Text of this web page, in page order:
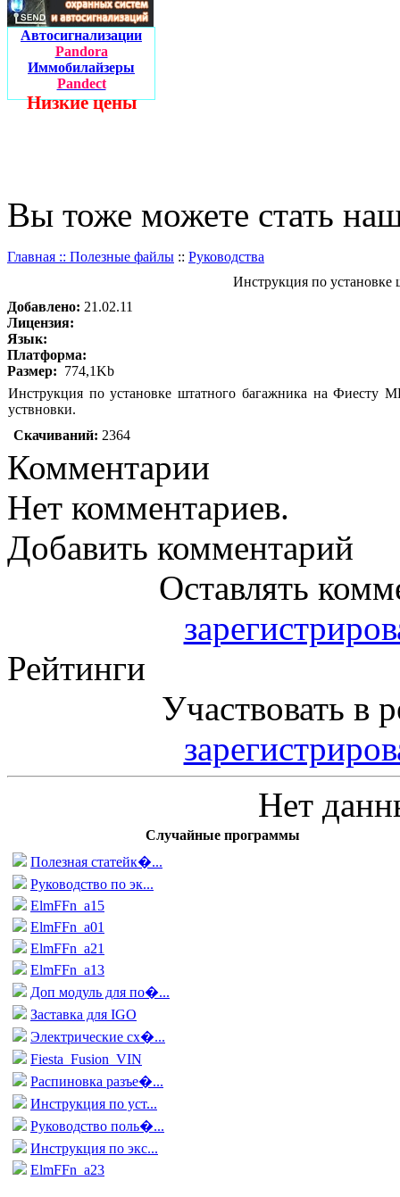
Автосигнализации
Pandora
Иммобилайзеры
Pandect
Низкие цены
Вы тоже можете стать
Главная :: Полезные файлы :: Руководства
Инструкция по
Добавлено: 21.02.11
Лицензия:
Язык:
Платформа:
Размер: 774,1Kb
Инструкция по установке штатного багажника на
уствновки.
Скачиваний: 2364
Комментарии
Нет комментариев.
Добавить комментарий
Оставлять
Рейтинги
Участвовать в
Нет
Случайные программы
Полезная статейк�...
Руководство по эк...
ElmFFn_a15
ElmFFn_a01
ElmFFn_a21
ElmFFn_a13
Доп модуль для по�...
Заставка для IGO
Электрические сх�...
Fiesta_Fusion_VIN
Распиновка разъе�...
Инструкция по уст...
Руководство поль�...
Инструкция по экс...
ElmFFn_a23